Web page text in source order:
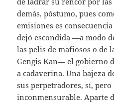
demás, póstumo, pues
emisiones es
dejó escondida —a modo
las pelis de mafiosos o de
Gengis Kan— el gobierno
a cadaverina. Una bajeza
sus perpetradores, sí,
inconmensurable. Aparte